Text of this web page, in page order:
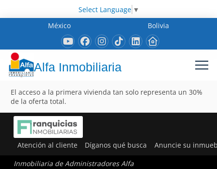
Select Language ▼
México
Bolivia
Alfa Inmobiliaria
El acceso a la primera vivienda tan solo representa un 30%
de la oferta total.
Atención al cliente Díganos qué busca Anuncie su
Inmobiliaria de Administradores Alfa